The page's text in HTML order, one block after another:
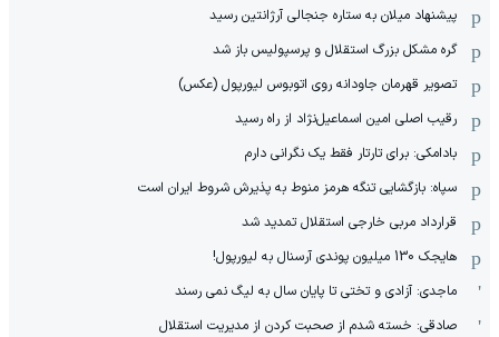
پیشنهاد میلان به ستاره جنجالی آرژانتین رسید
گره مشکل بزرگ استقلال و پرسپولیس باز شد
تصویر قهرمان جاودانه روی اتوبوس لیورپول (عکس)
رقیب اصلی امین اسماعیل‌نژاد از راه رسید
بادامکی: برای تارتار فقط یک نگرانی دارم
سپاه: بازگشایی تنگه هرمز منوط به پذیرش شروط ایران است
قرارداد مربی خارجی استقلال تمدید شد
هایجک 130 میلیون پوندی آرسنال به لیورپول!
ماجدی: آزادی و تختی تا پایان سال به لیگ نمی رسند
صادقی: خسته شدم از صحبت کردن از مدیریت استقلال